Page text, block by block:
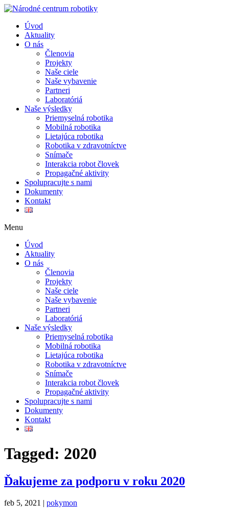
Úvod
Aktuality
O nás
Členovia
Projekty
Naše ciele
Naše vybavenie
Partneri
Laboratóriá
Naše výsledky
Priemyselná robotika
Mobilná robotika
Lietajúca robotika
Robotika v zdravotníctve
Snímače
Interakcia robot človek
Propagačné aktivity
Spolupracujte s nami
Dokumenty
Kontakt
Menu
Úvod
Aktuality
O nás
Členovia
Projekty
Naše ciele
Naše vybavenie
Partneri
Laboratóriá
Naše výsledky
Priemyselná robotika
Mobilná robotika
Lietajúca robotika
Robotika v zdravotníctve
Snímače
Interakcia robot človek
Propagačné aktivity
Spolupracujte s nami
Dokumenty
Kontakt
Tagged: 2020
Ďakujeme za podporu v roku 2020
feb 5, 2021 | pokymon